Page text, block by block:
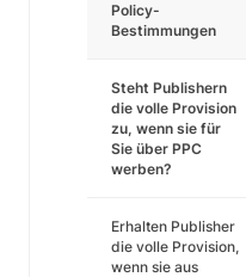
Policy-
Bestimmungen
Steht Publishern
die volle Provision
zu, wenn sie für
Sie über PPC
werben?
Erhalten Publisher
die volle Provision,
wenn sie aus